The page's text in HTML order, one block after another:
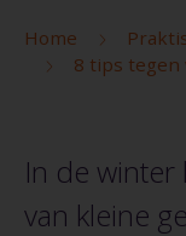
Home
8 tips
In de winter
van kleine